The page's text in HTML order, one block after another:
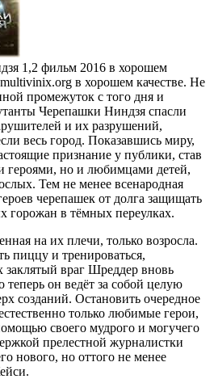
1,2 фильм 2016 в хорошем
в хорошем качестве. Не
промежуток с того дня и
Черепашки Ниндзя спасли
и их разрушений,
весь город. Показавшись миру,
признание у публики, став
героями, но и любимцами детей,
Тем не менее всенародная
черепашек от долга защищать
горожан в тёмных переулках.
на их плечи, только возросла.
пиццу и тренироваться,
заклятый враг Шреддер вновь
теперь он ведёт за собой целую
созданий. Остановить очередное
только любимые герои,
своего мудрого и могучего
прелестной журналистки
нового, но оттого не менее